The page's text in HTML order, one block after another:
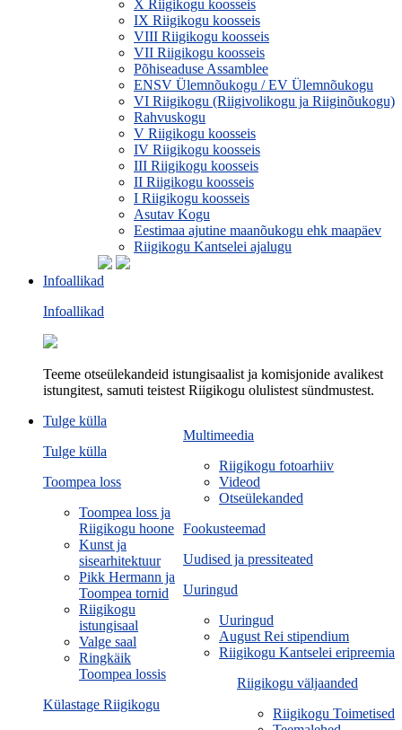
X Riigikogu koosseis
IX Riigikogu koosseis
VIII Riigikogu koosseis
VII Riigikogu koosseis
Põhiseaduse Assamblee
ENSV Ülemnõukogu / EV Ülemnõukogu
VI Riigikogu (Riigivolikogu ja Riiginõukogu)
Rahvuskogu
V Riigikogu koosseis
IV Riigikogu koosseis
III Riigikogu koosseis
II Riigikogu koosseis
I Riigikogu koosseis
Asutav Kogu
Eestimaa ajutine maanõukogu ehk maapäev
Riigikogu Kantselei ajalugu
Infoallikad
Infoallikad
Teeme otseülekandeid istungisaalist ja komisjonide avalikest
istungitest, samuti teistest Riigikogu olulistest sündmustest.
Multimeedia
Riigikogu fotoarhiiv
Videod
Otseülekanded
Fookusteemad
Uudised ja pressiteated
Uuringud
Uuringud
August Rei stipendium
Riigikogu Kantselei eripreemia
Riigikogu väljaanded
Riigikogu Toimetised
Tulge külla
Tulge külla
Toompea loss
Toompea loss ja
Riigikogu hoone
Kunst ja
sisearhitektuur
Pikk Hermann ja
Toompea tornid
Riigikogu
istungisaal
Valge saal
Ringkäik
Toompea lossis
Külastage Riigikogu